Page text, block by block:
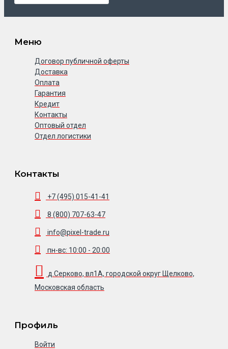
Меню
Договор публичной оферты
Доставка
Оплата
Гарантия
Кредит
Контакты
Оптовый отдел
Отдел логистики
Контакты
+7 (495) 015-41-41
8 (800) 707-63-47
info@pixel-trade.ru
пн-вс: 10:00 - 20:00
д.Серково, вл1А, городской округ Щелково,
Московская область
Профиль
Войти